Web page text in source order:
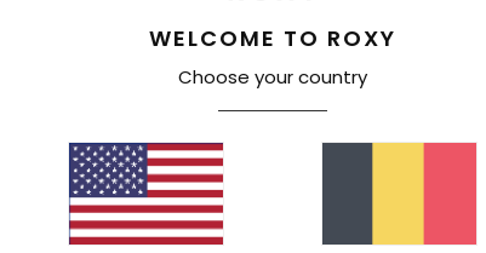
WELCOME TO ROXY
Choose your country